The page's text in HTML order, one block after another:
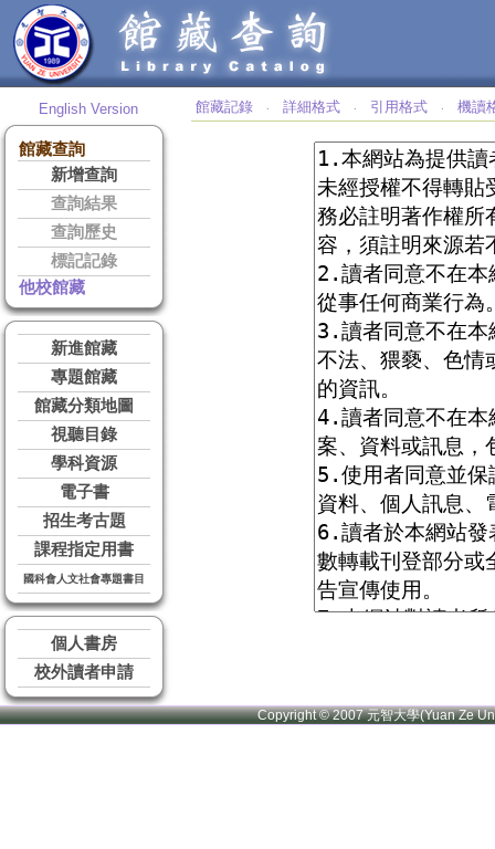
English Version
館藏查詢
新增查詢
查詢結果
查詢歷史
標記記錄
他校館藏
新進館藏
專題館藏
館藏分類地圖
視聽目錄
學科資源
電子書
招生考古題
課程指定用書
國科會人文社會專題書目
個人書房
校外讀者申請
館藏記錄 ‧ 詳細格式 ‧ 引用格式 ‧ 機讀
Copyright © 2007 元智大學(Yuan Ze